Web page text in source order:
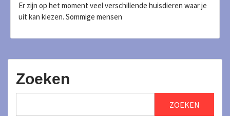
Er zijn op het moment veel verschillende huisdieren waar je
uit kan kiezen. Sommige mensen
Zoeken
ZOEKEN